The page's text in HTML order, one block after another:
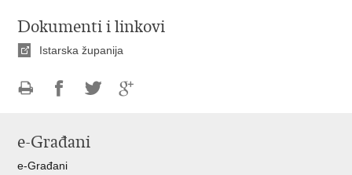
Dokumenti i linkovi
Istarska županija
FacebookuTwitteru
e-Građani
e-Građani